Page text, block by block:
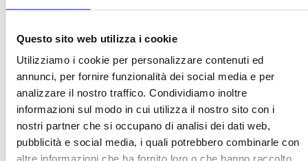
Questo sito web utilizza i cookie
Utilizziamo i cookie per personalizzare contenuti ed
annunci, per fornire funzionalità dei social media e per
analizzare il nostro traffico. Condividiamo inoltre
informazioni sul modo in cui utilizza il nostro sito con i
nostri partner che si occupano di analisi dei dati web,
pubblicità e social media, i quali potrebbero combinarle con
Ruderi
Sicurezza
Sommerso
Sunia
Trasferimenti
Treviso
Valore Case
Cerca